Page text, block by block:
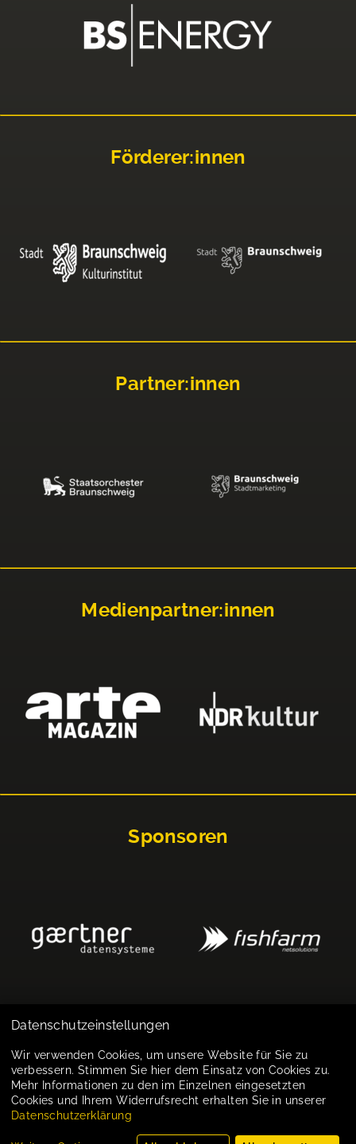
Förderer:innen
Partner:innen
Medienpartner:innen
Sponsoren
Impressum
Datenschutz
Cookie-Einstellungen
Datenschutzeinstellungen
Wir verwenden Cookies, um unsere Website für Sie zu
verbessern. Stimmen Sie hier dem Einsatz von Cookies zu.
Mehr Informationen zu den im Einzelnen eingesetzten
Cookies und Ihrem Widerrufsrecht erhalten Sie in unserer
Datenschutzerklärung